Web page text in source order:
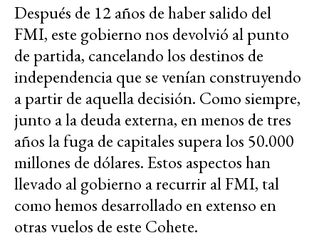
Después de 12 años de haber salido del
FMI, este gobierno nos devolvió al punto
de partida, cancelando los destinos de
independencia que se venían construyendo
a partir de aquella decisión. Como siempre,
junto a la deuda externa, en menos de tres
años la fuga de capitales supera los 50.000
millones de dólares. Estos aspectos han
llevado al gobierno a recurrir al FMI, tal
como hemos desarrollado en extenso en
otras vuelos de este Cohete.